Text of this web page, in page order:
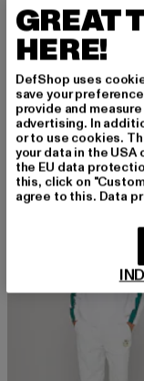
UNFAIR
LOTC
77,39 EUR
Derzeitiger Preis:
89,99 EUR
-10%
GREAT
HERE!
DefShop uses
save your
provide and
advertising. In
or to use cookies.
your data in the
the EU data
this, click on
agree to this. Data